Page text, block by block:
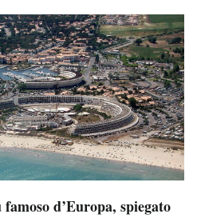
d’Europa, spiegato